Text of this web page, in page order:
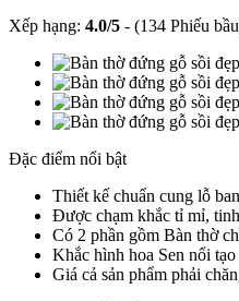
Xếp hạng: 4.0/5 - (134 Phiếu
Đặc điểm nổi bật
Thiết kế chuẩn cung lỗ ban
Được chạm khắc tỉ mỉ,
Có 2 phần gồm Bàn thờ
Khắc hình hoa Sen nổi
Giá cả sản phẩm phải